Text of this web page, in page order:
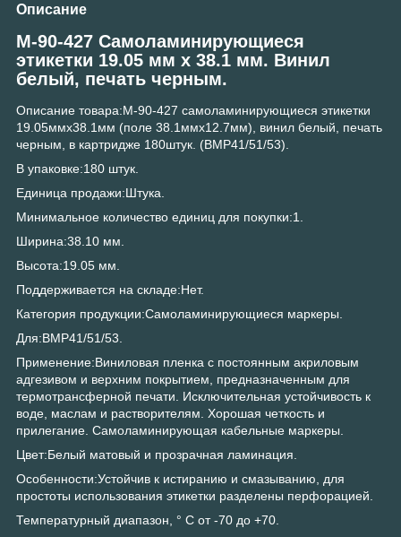
Описание
M-90-427 Самоламинирующиеся
этикетки 19.05 мм х 38.1 мм. Винил
белый, печать черным.
Описание товара:M-90-427 самоламинирующиеся этикетки
19.05ммх38.1мм (поле 38.1ммх12.7мм), винил белый, печать
черным, в картридже 180штук. (BMP41/51/53).
В упаковке:180 штук.
Единица продажи:Штука.
Минимальное количество единиц для покупки:1.
Ширина:38.10 мм.
Высота:19.05 мм.
Поддерживается на складе:Нет.
Категория продукции:Самоламинирующиеся маркеры.
Для:BMP41/51/53.
Применение:Виниловая пленка с постоянным акриловым
адгезивом и верхним покрытием, предназначенным для
термотрансферной печати. Исключительная устойчивость к
воде, маслам и растворителям. Хорошая четкость и
прилегание. Самоламинирующая кабельные маркеры.
Цвет:Белый матовый и прозрачная ламинация.
Особенности:Устойчив к истиранию и смазыванию, для
простоты использования этикетки разделены перфорацией.
Температурный диапазон, ° С от -70 до +70.